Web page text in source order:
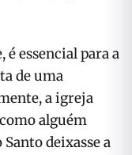
é essencial para a
de uma
a igreja
alguém
deixasse a